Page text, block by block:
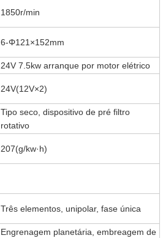
1850r/min
6-Φ121×152mm
24V 7.5kw arranque por motor elétrico
24V(12V×2)
Tipo seco, dispositivo de pré filtro
rotativo
207(g/kw·h)
Três elementos, unipolar, fase única
Engrenagem planetária, embreagem de